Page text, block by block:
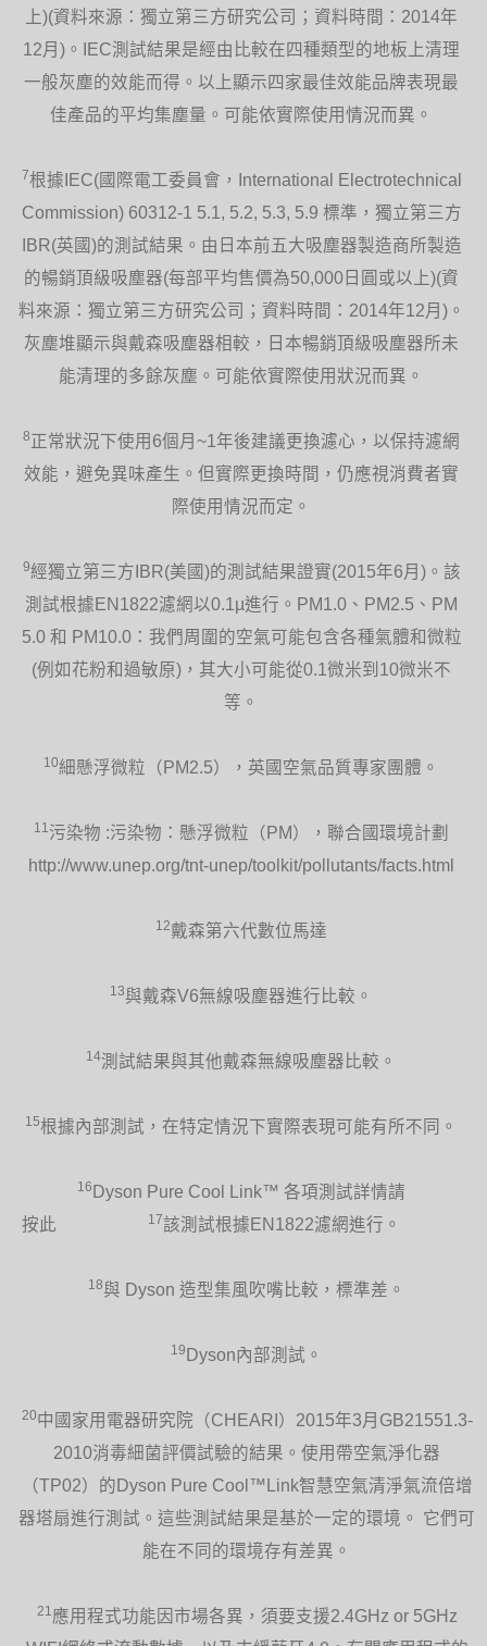
上)(資料來源：獨立第三方研究公司；資料時間：2014年
12月)。IEC測試結果是經由比較在四種類型的地板上清理
一般灰塵的效能而得。以上顯示四家最佳效能品牌表現最
佳產品的平均集塵量。可能依實際使用情況而異。
7根據IEC(國際電工委員會，International Electrotechnical
Commission) 60312-1 5.1, 5.2, 5.3, 5.9 標準，獨立第三方
IBR(英國)的測試結果。由日本前五大吸塵器製造商所製造
的暢銷頂級吸塵器(每部平均售價為50,000日圓或以上)(資
料來源：獨立第三方研究公司；資料時間：2014年12月)。
灰塵堆顯示與戴森吸塵器相較，日本暢銷頂級吸塵器所未
能清理的多餘灰塵。可能依實際使用狀況而異。
8正常狀況下使用6個月~1年後建議更換濾心，以保持濾網
效能，避免異味產生。但實際更換時間，仍應視消費者實
際使用情況而定。
9經獨立第三方IBR(美國)的測試結果證實(2015年6月)。該
測試根據EN1822濾網以0.1µ進行。PM1.0、PM2.5、PM
5.0 和 PM10.0：我們周圍的空氣可能包含各種氣體和微粒
(例如花粉和過敏原)，其大小可能從0.1微米到10微米不
等。
10細懸浮微粒（PM2.5），英國空氣品質專家團體。
11 污染物 :污染物：懸浮微粒（PM），聯合國環境計劃
http://www.unep.org/tnt-unep/toolkit/pollutants/facts.html
12戴森第六代數位馬達
13與戴森V6無線吸塵器進行比較。
14測試結果與其他戴森無線吸塵器比較。
15根據內部測試，在特定情況下實際表現可能有所不同。
16 Dyson Pure Cool Link™ 各項測試詳情請
按此
17該測試根據EN1822濾網進行。
18與 Dyson 造型集風吹嘴比較，標準差。
19 Dyson內部測試。
20中國家用電器研究院（CHEARI）2015年3月GB21551.3-
2010消毒細菌評價試驗的結果。使用帶空氣淨化器
（TP02）的Dyson Pure Cool™Link智慧空氣清淨氣流倍增
器塔扇進行測試。這些測試結果是基於一定的環境。 它們可
能在不同的環境存有差異。
21 應用程式功能因市場各異，須要支援2.4GHz or 5GHz